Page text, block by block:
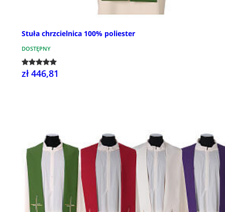
Stuła chrzcielnica 100% poliester
DOSTĘPNY
zł 446,81